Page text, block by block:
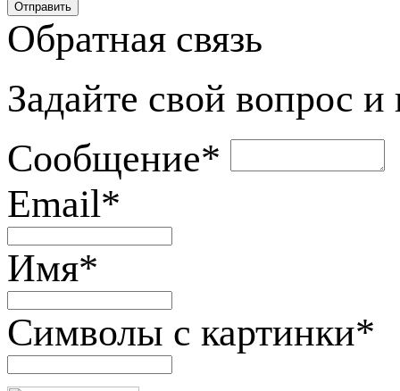
Обратная связь
Задайте свой вопрос
Сообщение*
Email*
Имя*
Символы с картинки*